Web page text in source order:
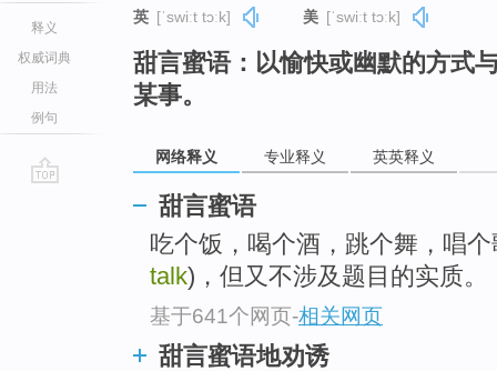
释义
权威词典
用法
例句
英 [ˈswiːt tɔːk] 美 [ˈswiːt tɔːk]
甜言蜜语：以愉快或幽默的方式
某事。
网络释义 专业释义 英英释义
甜言蜜语
吃个饭，喝个酒，跳个舞，唱
talk)，但又不涉及题目的实质。
基于641个网页-相关网页
甜言蜜语地劝诱